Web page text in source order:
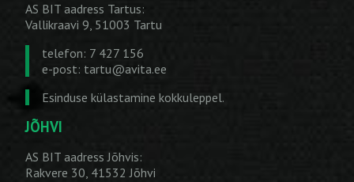
AS BIT aadress Tartus:
Vallikraavi 9, 51003 Tartu
telefon: 7 427 156
e-post: tartu@avita.ee
Esinduse külastamine kokkuleppel.
JÕHVI
AS BIT aadress Jõhvis:
Rakvere 30, 41532 Jõhvi